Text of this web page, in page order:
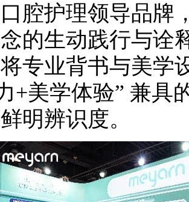
护理领导品牌，
的生动践行与诠
专业背书与美学
+美学体验” 兼具
明辨识度。